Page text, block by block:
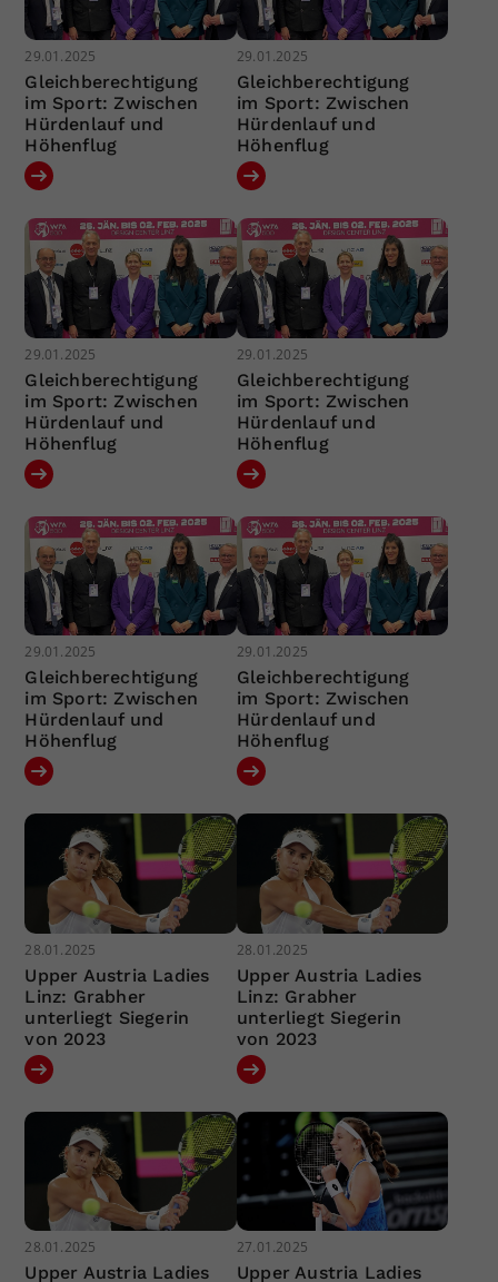
29.01.2025
Gleichberechtigung
im Sport: Zwischen
Hürdenlauf und
Höhenflug
29.01.2025
Gleichberechtigung
im Sport: Zwischen
Hürdenlauf und
Höhenflug
29.01.2025
Gleichberechtigung
im Sport: Zwischen
Hürdenlauf und
Höhenflug
29.01.2025
Gleichberechtigung
im Sport: Zwischen
Hürdenlauf und
Höhenflug
29.01.2025
Gleichberechtigung
im Sport: Zwischen
Hürdenlauf und
Höhenflug
29.01.2025
Gleichberechtigung
im Sport: Zwischen
Hürdenlauf und
Höhenflug
28.01.2025
Upper Austria Ladies
Linz: Grabher
unterliegt Siegerin
von 2023
28.01.2025
Upper Austria Ladies
Linz: Grabher
unterliegt Siegerin
von 2023
28.01.2025
Upper Austria Ladies
27.01.2025
Upper Austria Ladies